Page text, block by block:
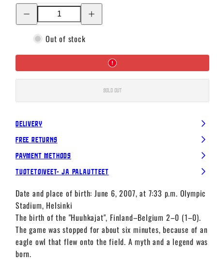
Decrease
quantity
quantity
Sits
T-
Out of stock
Sold out
Delivery
Free Returns
Payment Methods
Tuotetoiveet- ja palautteet
Date and place of birth: June 6, 2007, at 7:33 p.m. Olympic
Stadium, Helsinki
The birth of the "Huuhkajat", Finland–Belgium 2–0 (1–0).
The game was stopped for about six minutes, because of an
eagle owl that flew onto the field. A myth and a legend was
born.